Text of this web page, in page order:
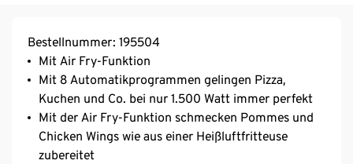
Bestellnummer: 195504
Mit Air Fry-Funktion
Mit 8 Automatikprogrammen gelingen Pizza,
Kuchen und Co. bei nur 1.500 Watt immer perfekt
Mit der Air Fry-Funktion schmecken Pommes und
Chicken Wings wie aus einer Heißluftfritteuse
zubereitet